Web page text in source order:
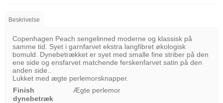
Beskrivelse
Copenhagen Peach sengelinned moderne og klassisk på
samme tid. Syet i garnfarvet ekstra langfibret økologisk
bomuld. Dynebetrækket er syet med smalle fine striber på den
ene side og ensfarvet matchende ferskenfarvet satin på den
anden side..
Lukket med ægte perlemorsknapper.
Finish
dynebetræk
Ægte perlemor